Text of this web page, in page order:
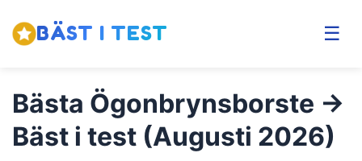
BÄST I TEST ☰
Bästa Ögonbrynsborste →
Bäst i test (Augusti 2026)